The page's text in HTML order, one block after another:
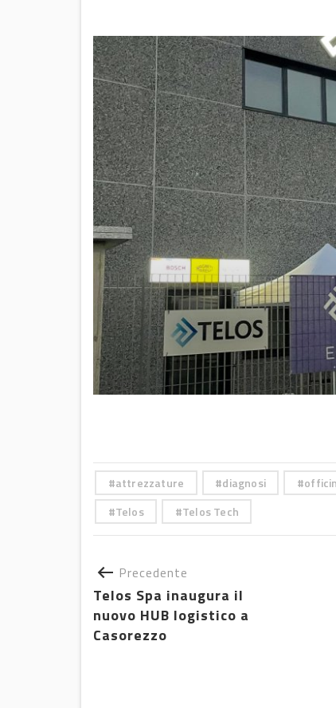
attrezzature diagnosi
Telos
Telos Tech
Precedente
Telos Spa inaugura il
nuovo HUB logistico a
Casorezzo